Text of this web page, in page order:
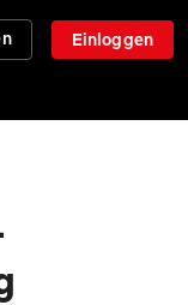
Einloggen